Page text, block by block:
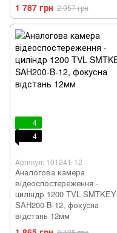
1 787 грн 2 057 грн
4
4
Артикул: 101241-12
Аналогова камера
відеоспостереження -
циліндр 1200 TVL SMTKEY
SAH200-B-12, фокусна
відстань 12мм